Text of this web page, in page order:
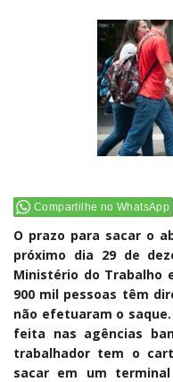
Compartilhe no WhatsApp
O prazo para sacar o
próximo dia 29 de
Ministério do Trabalho
900 mil pessoas têm
não efetuaram o
feita nas agências
trabalhador tem o
sacar em um